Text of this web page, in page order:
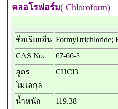
คลอโรฟอร์ม( Chloroform)
ชื่อเรียกอื่น Formyl trichloride;
CAS No.
67-66-3
สูตร
โมเลกุล
CHCl3
น้ำหนัก
119.38